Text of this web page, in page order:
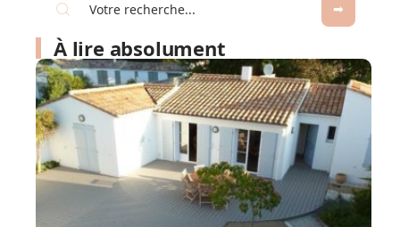
À lire absolument